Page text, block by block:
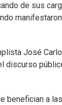
de sus
José
discurso
benefician a